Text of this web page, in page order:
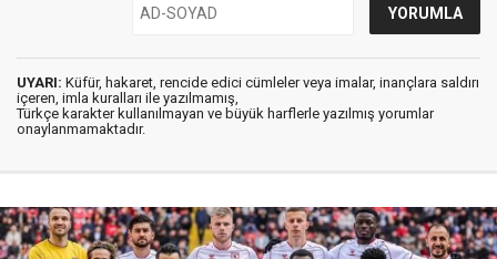
UYARI: Küfür, hakaret, rencide edici cümleler veya imalar, inançlara saldırı
içeren, imla kuralları ile yazılmamış,
Türkçe karakter kullanılmayan ve büyük harflerle yazılmış yorumlar
onaylanmamaktadır.